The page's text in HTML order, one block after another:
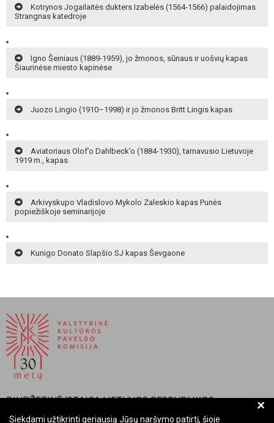
Kotrynos Jogailaitės dukters Izabelės (1564-1566) palaidojimas
Strangnas katedroje
Igno Šeiniaus (1889-1959), jo žmonos, sūnaus ir uošvių kapas
Šiaurinėse miesto kapinėse
Juozo Lingio (1910–1998) ir jo žmonos Britt Lingis kapas
Aviatoriaus Olof’o Dahlbeck’o (1884-1930), tarnavusio Lietuvoje
1919 m., kapas
Arkivyskupo Vladislovo Mykolo Zaleskio kapas Punės
popiežiškoje seminarijoje
Kunigo Donato Slapšio SJ kapas Ševgaone
BIUDŽETINĖ ĮSTAIGA LIETUVOS RESPUBLIKOS
VALSTYBINĖ KULTŪROS PAVELDO KOMISIJA
+
Siekdami užtikrinti geriausią Jūsų naršymo patirtį, šioje